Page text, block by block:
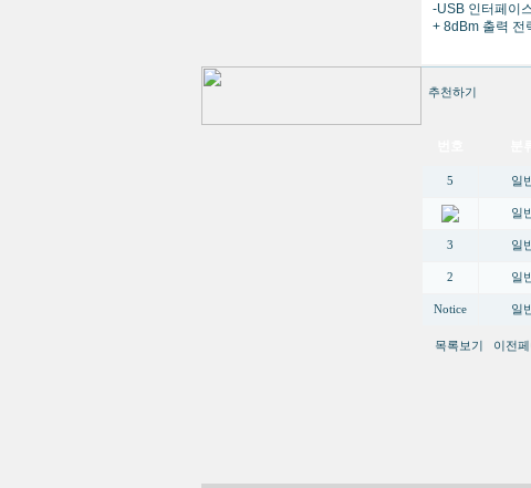
-USB 인터페이
+ 8dBm 출력 전
추천하기
5 일
일
3 일
2 일
Notice 일
목록보기 이전페